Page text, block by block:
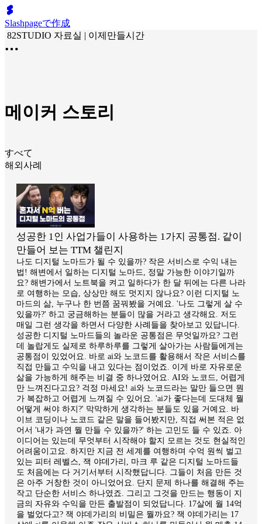
Slashpageで作成
82STUDIO 자료실 | 이제만들시간
메이커 스토리
すべて
해외사례
성공한 1인 사업가들이 사용하는 1가지 공통점. 같이
만들어 보는 TTM 챌린지
나도 디지털 노마드가 될 수 있을까? 작은 서비스로 수익 내는
법! 해변에서 일하는 디지털 노마드, 정말 가능한 이야기일까
요? 해변가에서 노트북을 켜고 일하다가 한 달 뒤에는 다른 나라
로 여행하는 모습, 상상만 해도 멋지지 않나요? 이런 디지털 노
마드의 삶, 누구나 한 번쯤 꿈꿔봤을 거예요. '나도 그렇게 살 수
있을까?' 하고 궁금해하는 분들이 많을 거라고 생각해요. 저도
매일 그런 생각을 하면서 다양한 사례들을 찾아보고 있답니다.
성공한 디지털 노마드들의 놀라운 공통점은 무엇일까요? 그런
데 놀랍게도 실제로 하루하루를 그렇게 살아가는 사람들에게는
공통점이 있었어요. 바로 ai와 노코드를 활용해서 작은 서비스를
직접 만들고 수익을 내고 있다는 점이었죠. 이게 바로 자유로운
삶을 가능하게 해주는 비결 중 하나였어요. AI와 노코드, 어렵게
만 느껴진다고요? 걱정 마세요! ai와 노코드라는 말만 들으면 뭔
가 복잡하고 어렵게 느껴질 수 있어요. 'ai가 좋다는데 도대체 뭘
어떻게 써야 하지?' 막막하게 생각하는 분들도 있을 거예요. 바
이브 코딩이나 노코드 같은 말을 들어봤지만, 직접 써본 적은 없
어서 '내가 과연 뭘 만들 수 있을까?' 하는 고민도 들 수 있죠. 아
이디어는 있는데 무엇부터 시작해야 할지 모르는 것도 현실적인
어려움이고요. 하지만 지금 전 세계를 여행하며 수억 원씩 벌고
있는 피터 레벨스, 잭 야데가리, 마크 루 같은 디지털 노마드들
도 처음에는 다 거기서부터 시작했답니다. 그들이 처음 만든 것
은 아주 거창한 것이 아니었어요. 단지 문제 하나를 해결해 주는
작고 단순한 서비스 하나였죠. 그리고 그것을 만드는 행동이 지
금의 자유와 수익을 만든 출발점이 되었답니다. 17살에 월 14억
을 벌었다고? 잭 야데가리의 비밀은 뭘까요? 잭 야데가리는 17